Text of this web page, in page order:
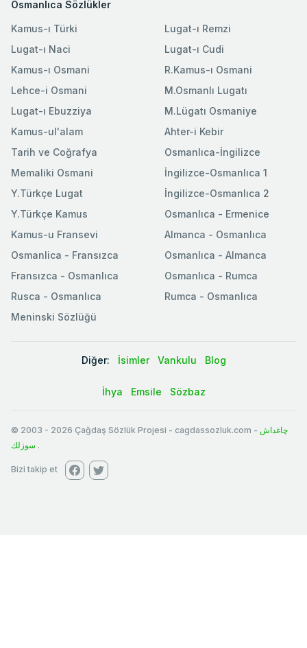
Osmanlıca Sözlükler
Kamus-ı Türki
Lugat-ı Naci
Kamus-ı Osmani
Lehce-i Osmani
Lugat-ı Ebuzziya
Lugat-ı Remzi
Lugat-ı Cudi
R.Kamus-ı Osmani
M.Osmanlı Lugatı
M.Lügatı Osmaniye
Kamus-ul'alam
Tarih ve Coğrafya
Memaliki Osmani
Y.Türkçe Lugat
Y.Türkçe Kamus
Ahter-i Kebir
Osmanlıca-İngilizce
İngilizce-Osmanlıca 1
İngilizce-Osmanlıca 2
Osmanlıca - Ermenice
Kamus-u Fransevi
Osmanlica - Fransızca
Fransızca - Osmanlıca
Rusca - Osmanlıca
Meninski Sözlüğü
Almanca - Osmanlıca
Osmanlıca - Almanca
Osmanlıca - Rumca
Rumca - Osmanlıca
Diğer: İsimler Vankulu Blog
İhya Emsile Sözbaz
© 2003 - 2026 Çağdaş Sözlük Projesi - cagdassozluk.com - چاغداش
سوزلك .
Bizi takip et